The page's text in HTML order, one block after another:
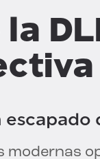
modernas